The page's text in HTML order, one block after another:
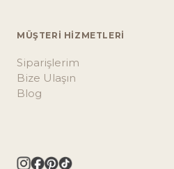
MÜŞTERİ HİZMETLERİ
Siparişlerim
Bize Ulaşın
Blog